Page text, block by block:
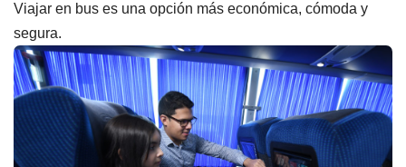
Viajar en bus es una opción más económica, cómoda y
segura.